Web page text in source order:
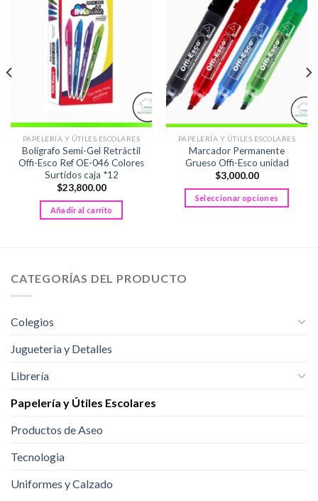
PAPELERÍA Y ÚTILES ESCOLARES
Bolígrafo Semi-Gel Retráctil
Offi-Esco Ref OE-046 Colores
Surtidos caja *12
$23,800.00
Añadir al carrito
PAPELERÍA Y ÚTILES ESCOLARES
Marcador Permanente
Grueso Offi-Esco unidad
$3,000.00
Seleccionar opciones
CATEGORÍAS DEL PRODUCTO
Colegios
Jugueteria y Detalles
Librería
Papelería y Útiles Escolares
Productos de Aseo
Tecnologia
Uniformes y Calzado